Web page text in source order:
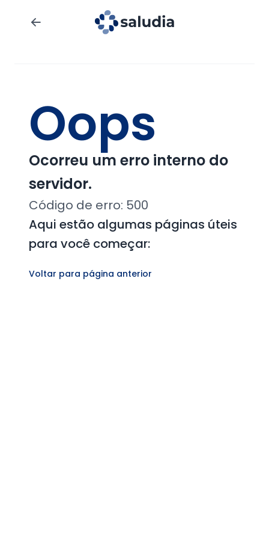
Oops
Ocorreu um erro interno do
servidor.
Código de erro: 500
Aqui estão algumas páginas úteis
para você começar:
Voltar para página anterior